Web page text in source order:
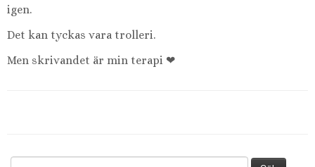
igen.
Det kan tyckas vara trolleri.
Men skrivandet är min terapi ❤︎